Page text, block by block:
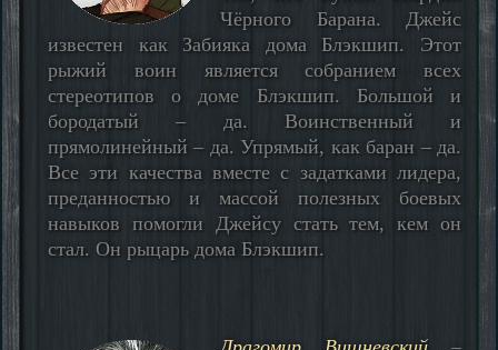
Чёрного Барана. Джейс
известен как Забияка дома Блэкшип. Этот
рыжий воин является собранием всех
стереотипов о доме Блэкшип. Большой и
бородатый – да. Воинственный и
прямолинейный – да. Упрямый, как баран – да.
Все эти качества вместе с задатками лидера,
преданностью и массой полезных боевых
навыков помогли Джейсу стать тем, кем он
стал. Он рыцарь дома Блэкшип.